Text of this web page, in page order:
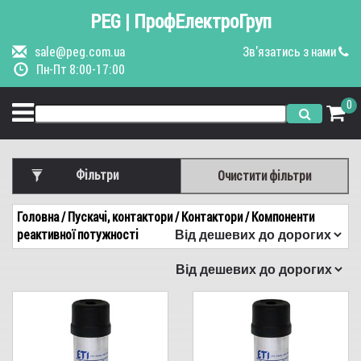
PEG | ПрофЕлектроГруп
sale@peg.com.ua
Пн-Пт 8:00-17:00
Зв'язатись з нами
0
Фільтри
Очистити фільтри
Виробник
ETI
Головна/ Пускачі, контактори/ Контактори/ Компоненти
реактивної потужності